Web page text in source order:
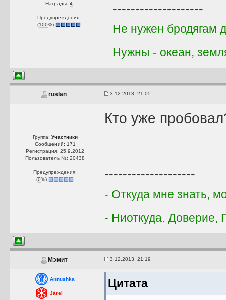
Награды:4
Предупреждения:
(100%)
--------------------
Не нужен бродягам
Нужны - океан,
ruslan 3.12.2013, 21:05
Группа: Участники
Сообщений: 171
Регистрация: 25.9.2012
Пользователь №: 20438
Предупреждения:
(0%)
Кто уже
--------------------
- Откуда мне знать,
- Ниоткуда. Доверие,
Мэмит 3.12.2013, 21:19
Annushka
Járel
Цитата